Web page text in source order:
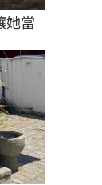
她當